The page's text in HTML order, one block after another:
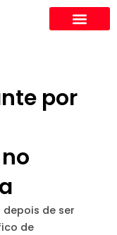
por
de ser
de